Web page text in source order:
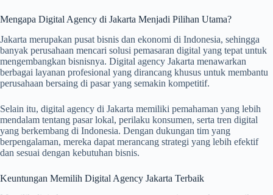
Mengapa Digital Agency di Jakarta Menjadi Pilihan Utama?
Jakarta merupakan pusat bisnis dan ekonomi di Indonesia, sehingga
banyak perusahaan mencari solusi pemasaran digital yang tepat untuk
mengembangkan bisnisnya. Digital agency Jakarta menawarkan
berbagai layanan profesional yang dirancang khusus untuk membantu
perusahaan bersaing di pasar yang semakin kompetitif.
Selain itu, digital agency di Jakarta memiliki pemahaman yang lebih
mendalam tentang pasar lokal, perilaku konsumen, serta tren digital
yang berkembang di Indonesia. Dengan dukungan tim yang
berpengalaman, mereka dapat merancang strategi yang lebih efektif
dan sesuai dengan kebutuhan bisnis.
Keuntungan Memilih Digital Agency Jakarta Terbaik